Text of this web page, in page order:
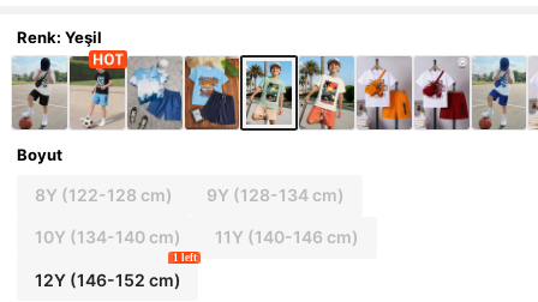
Renk: Yeşil
Boyut
8Y (122-128 cm) 9Y (128-134 cm)
10Y (134-140 cm) 11Y (140-146 cm)
12Y(146-152 cm)
1 left